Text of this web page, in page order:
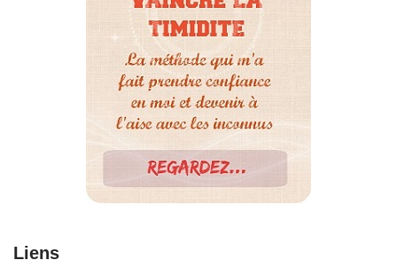
Liens